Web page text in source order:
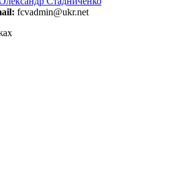
fcvadmin@ukr.net